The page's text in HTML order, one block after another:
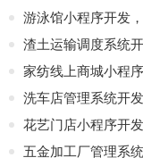
游泳馆小程序开发
花艺门店小程序开
五金加工厂管理系